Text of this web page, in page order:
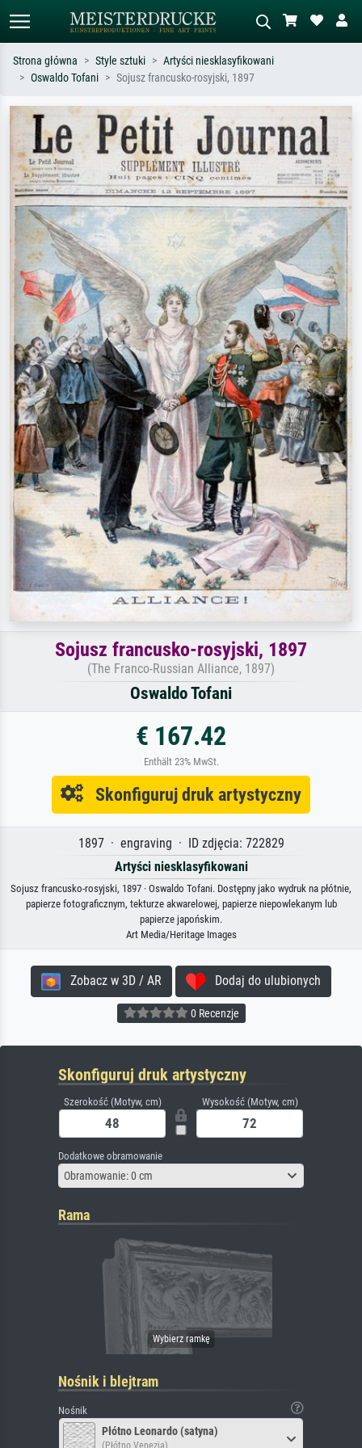
Szukaj wg artysty, tytułu lub stylu – np.
Monet, Gwiaździsta noc,
impresjonizm, fala Hokusaia, akt.
Opisz scenę – np. zielona łąka,
abstrakcja z czerwienią, ciemny olej,
stojący akt obok drzewa.
Strona główna Style sztuki
Artyści niesklasyfikowani
Oswaldo Tofani
Sojusz francusko-rosyjski, 1897
Sojusz francusko-rosyjski, 1897
(The Franco-Russian Alliance, 1897)
Oswaldo Tofani
€ 167.42
Enthält 23% MwSt.
Skonfiguruj druk artystyczny
1897 · engraving · ID zdjęcia: 722829
Artyści niesklasyfikowani
Sojusz francusko-rosyjski, 1897 · Oswaldo Tofani. Dostępny jako wydruk na płótnie,
papierze fotograficznym, tekturze akwarelowej, papierze niepowlekanym lub
papierze japońskim.
Art Media/Heritage Images
Zobacz w 3D / AR Dodaj do ulubionych
0 Recenzje
Skonfiguruj druk artystyczny
Szerokość (Motyw, cm) Wysokość (Motyw, cm)
Dodatkowe obramowanie
Obramowanie: 0 cm
Rama
Nośnik i blejtram
Nośnik
Płótno Leonardo (satyna)
(Płótno Venezia)